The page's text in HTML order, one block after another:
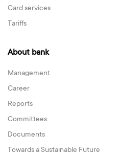
Card services
Tariffs
About bank
Management
Career
Reports
Committees
Documents
Towards a Sustainable Future